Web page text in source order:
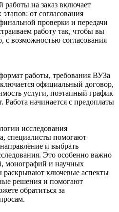
работы на заказ включает
от согласования
проверки и передачи
работу так, чтобы вы
с возможностью согласования
работы, требования ВУЗа
официальный договор,
услуги, поэтапный график
Работа начинается с предоплаты
исследования
специалисты помогают
и выбрать
Это особенно важно
монографий и научных
ключевые аспекты
решения и помогают
обратиться за